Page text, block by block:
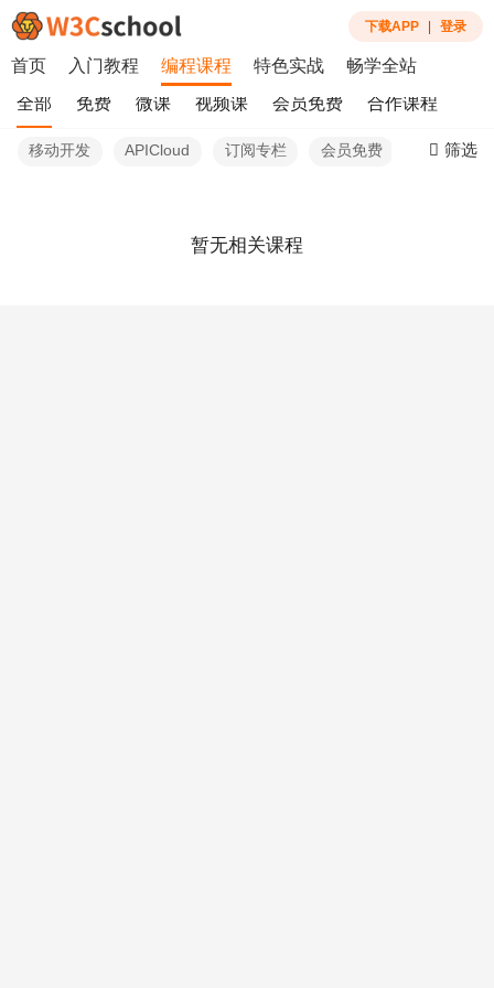
下载APP 登录
首页 入门教程 编程课程 特色实战 畅学全站
全部 免费 微课 视频课 会员免费 合作课程
移动开发 APICloud 订阅专栏 会员免费 最热筛选
暂无相关课程